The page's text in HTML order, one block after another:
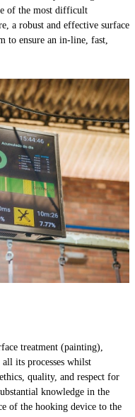
of the most difficult
a robust and effective surface
to ensure an in-line, fast,
treatment (painting),
its processes whilst
quality, and respect for
knowledge in the
of the hooking device to the